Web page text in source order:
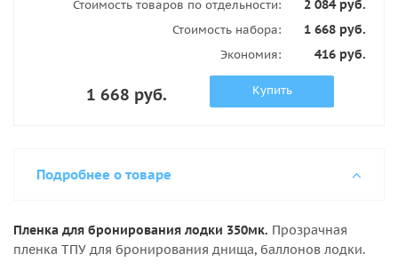
Стоимость товаров по отдельности: 2 084 руб.
Стоимость набора: 1 668 руб.
Экономия: 416 руб.
1 668 руб. Купить
Подробнее о товаре
Пленка для бронирования лодки 350мк. Прозрачная
пленка ТПУ для бронирования днища, баллонов лодки.